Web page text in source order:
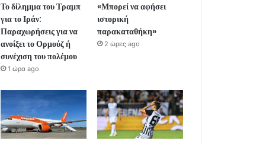
Το δίλημμα του Τραμπ
για το Ιράν:
Παραχωρήσεις για να
ανοίξει το Ορμούζ ή
συνέχιση του πολέμου
1 ώρα ago
«Μπορεί να αφήσει
ιστορική
παρακαταθήκη»
2 ώρες ago